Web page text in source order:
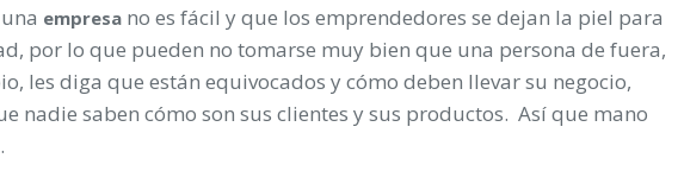
empresa no es fácil y que los emprendedores se dejan la piel para
por lo que pueden no tomarse muy bien que una persona de fuera,
les diga que están equivocados y cómo deben llevar su negocio,
nadie saben cómo son sus clientes y sus productos. Así que mano